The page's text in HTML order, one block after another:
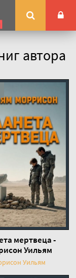
автора
мертвеца -
Уильям
Уильям